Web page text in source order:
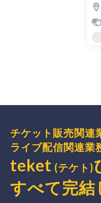
チケット販売関連
ライブ配信関連業
teket (テケト)
すべて完結